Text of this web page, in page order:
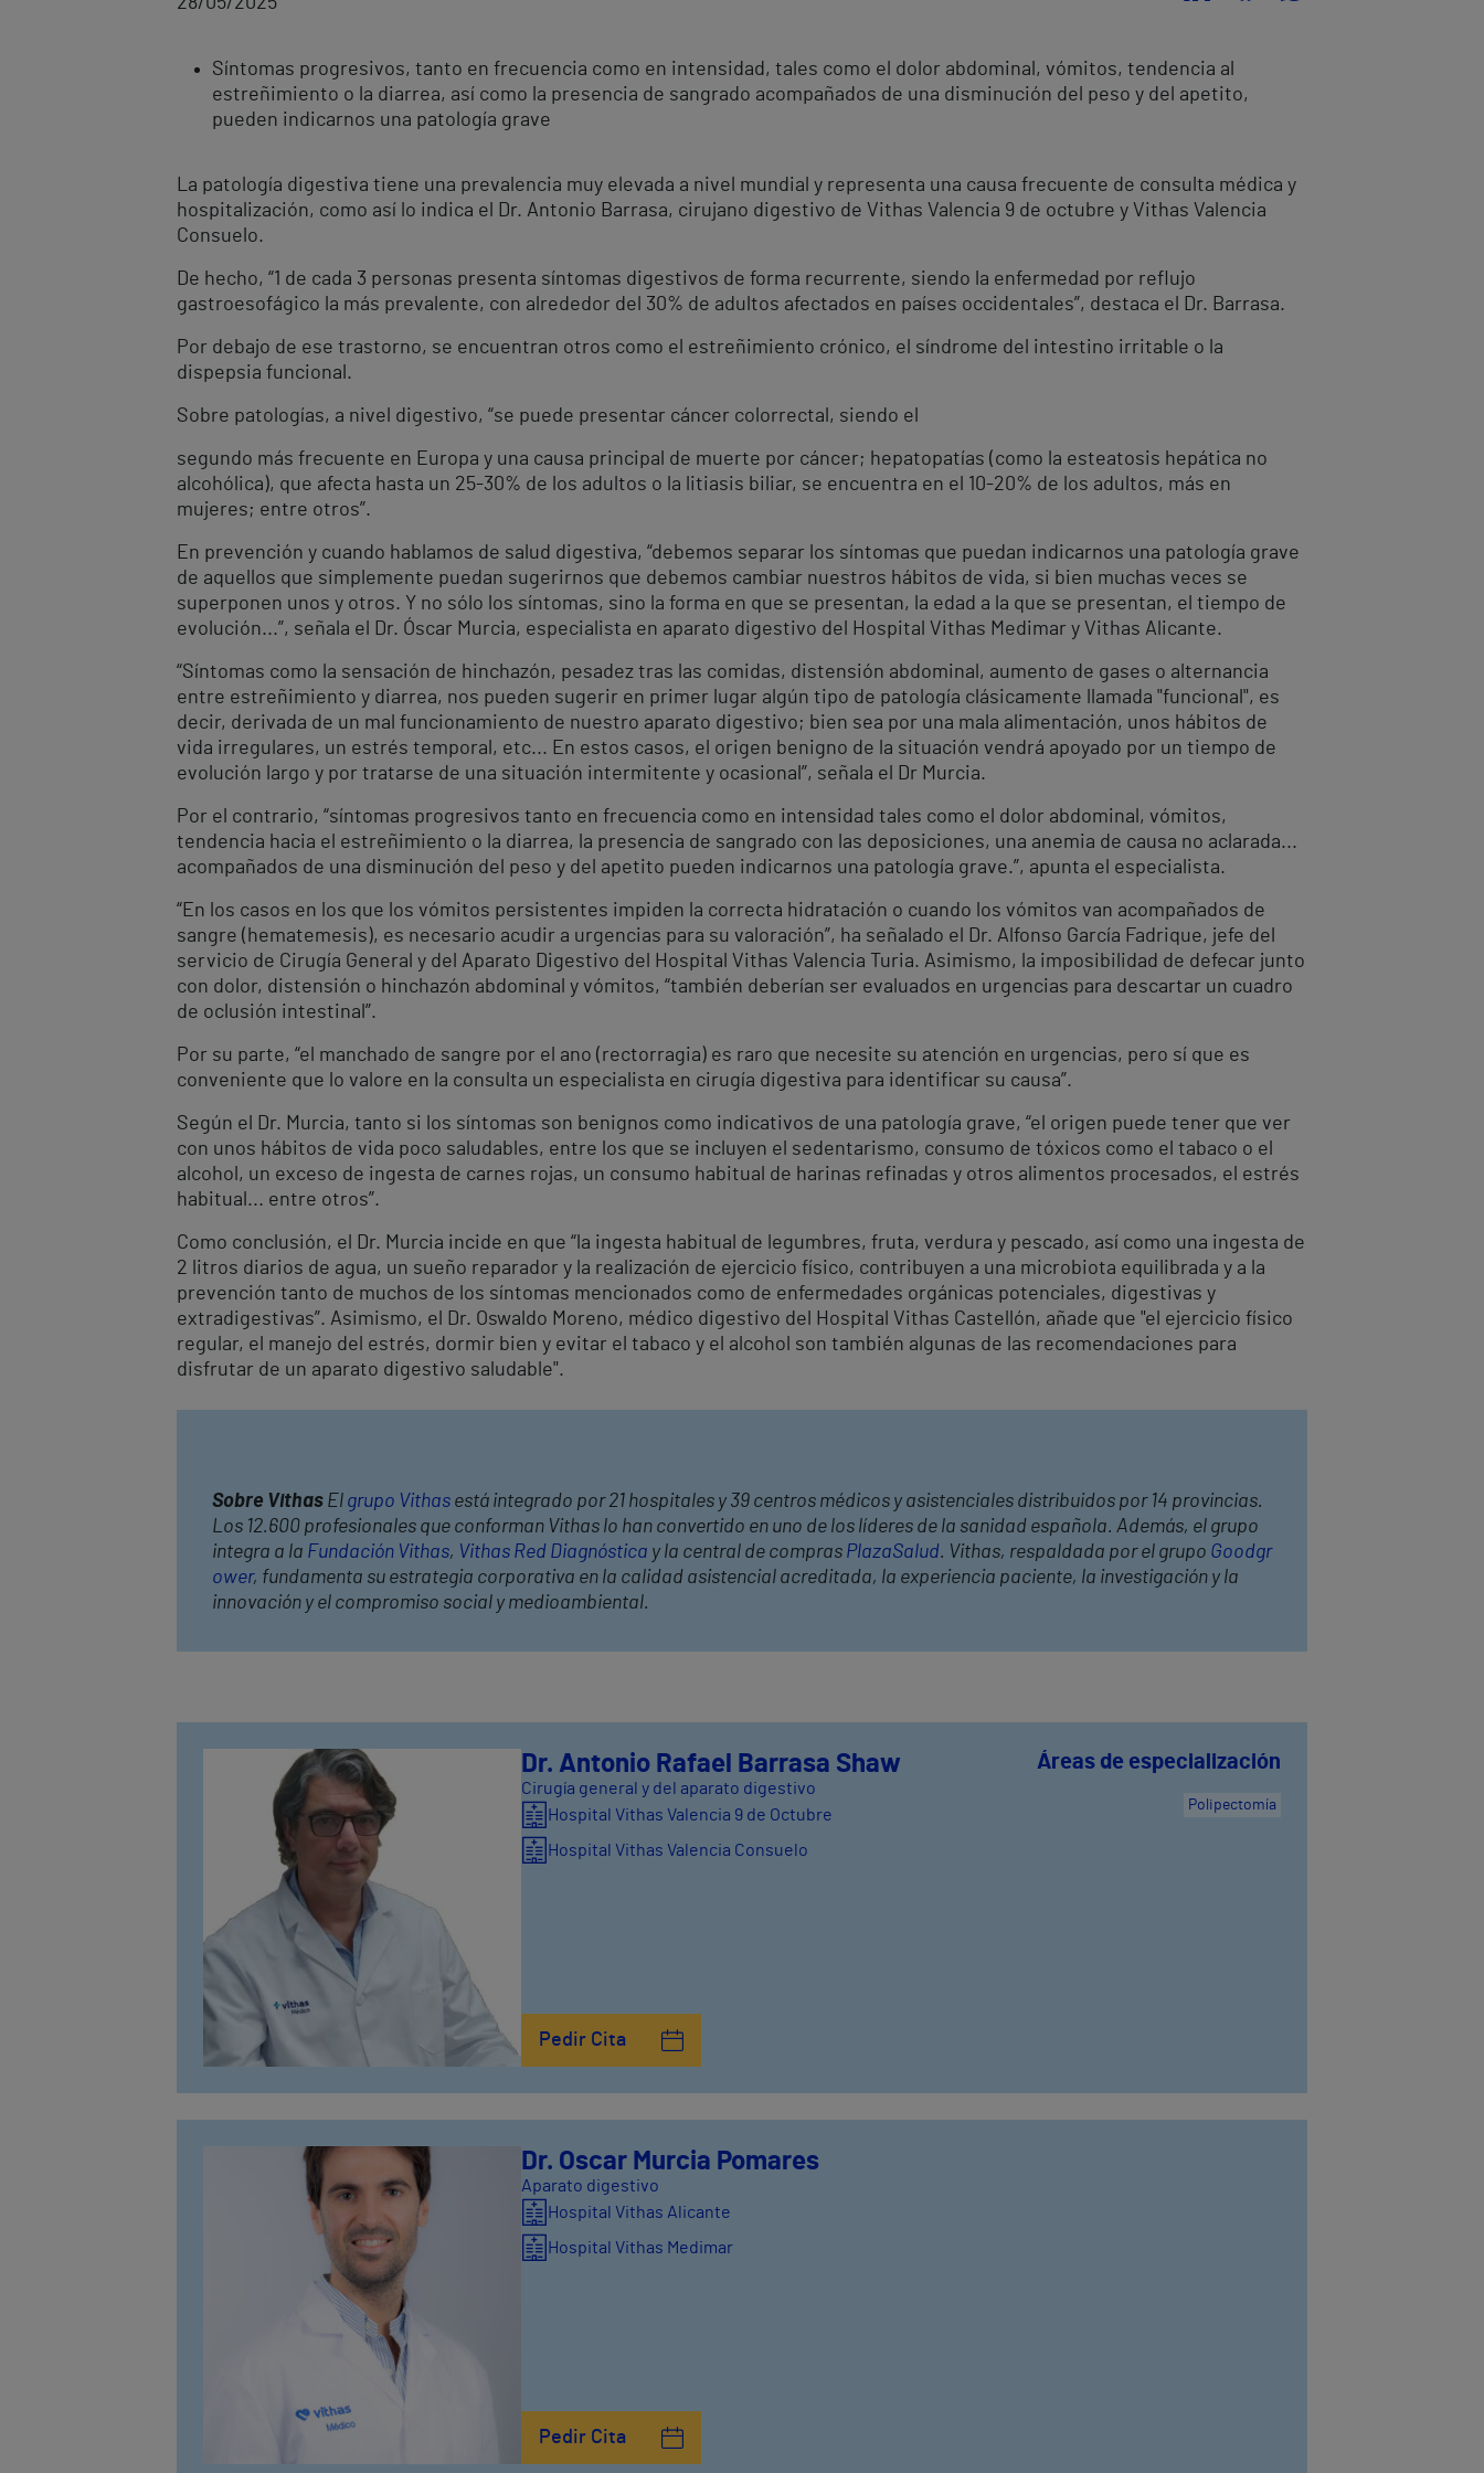
Síntomas progresivos, tanto en frecuencia como en intensidad, tales como el dolor abdominal, vómitos, tendencia al
estreñimiento o la diarrea, así como la presencia de sangrado acompañados de una disminución del peso y del apetito,
pueden indicarnos una patología grave
La patología digestiva tiene una prevalencia muy elevada a nivel mundial y representa una causa frecuente de consulta médica y
hospitalización, como así lo indica el Dr. Antonio Barrasa, cirujano digestivo de Vithas Valencia 9 de octubre y Vithas Valencia
Consuelo.
De hecho, “1 de cada 3 personas presenta síntomas digestivos de forma recurrente, siendo la enfermedad por reflujo
gastroesofágico la más prevalente, con alrededor del 30% de adultos afectados en países occidentales”, destaca el Dr. Barrasa.
Por debajo de ese trastorno, se encuentran otros como el estreñimiento crónico, el síndrome del intestino irritable o la
dispepsia funcional.
Sobre patologías, a nivel digestivo, “se puede presentar cáncer colorrectal, siendo el
segundo más frecuente en Europa y una causa principal de muerte por cáncer; hepatopatías (como la esteatosis hepática no
alcohólica), que afecta hasta un 25-30% de los adultos o la litiasis biliar, se encuentra en el 10-20% de los adultos, más en
mujeres; entre otros”.
En prevención y cuando hablamos de salud digestiva, “debemos separar los síntomas que puedan indicarnos una patología grave
de aquellos que simplemente puedan sugerirnos que debemos cambiar nuestros hábitos de vida, si bien muchas veces se
superponen unos y otros. Y no sólo los síntomas, sino la forma en que se presentan, la edad a la que se presentan, el tiempo de
evolución...”, señala el Dr. Óscar Murcia, especialista en aparato digestivo del Hospital Vithas Medimar y Vithas Alicante.
“Síntomas como la sensación de hinchazón, pesadez tras las comidas, distensión abdominal, aumento de gases o alternancia
entre estreñimiento y diarrea, nos pueden sugerir en primer lugar algún tipo de patología clásicamente llamada "funcional", es
decir, derivada de un mal funcionamiento de nuestro aparato digestivo; bien sea por una mala alimentación, unos hábitos de
vida irregulares, un estrés temporal, etc... En estos casos, el origen benigno de la situación vendrá apoyado por un tiempo de
evolución largo y por tratarse de una situación intermitente y ocasional”, señala el Dr Murcia.
Por el contrario, “síntomas progresivos tanto en frecuencia como en intensidad tales como el dolor abdominal, vómitos,
tendencia hacia el estreñimiento o la diarrea, la presencia de sangrado con las deposiciones, una anemia de causa no aclarada...
acompañados de una disminución del peso y del apetito pueden indicarnos una patología grave.”, apunta el especialista.
“En los casos en los que los vómitos persistentes impiden la correcta hidratación o cuando los vómitos van acompañados de
sangre (hematemesis), es necesario acudir a urgencias para su valoración”, ha señalado el Dr. Alfonso García Fadrique, jefe del
servicio de Cirugía General y del Aparato Digestivo del Hospital Vithas Valencia Turia. Asimismo, la imposibilidad de defecar junto
con dolor, distensión o hinchazón abdominal y vómitos, “también deberían ser evaluados en urgencias para descartar un cuadro
de oclusión intestinal”.
Por su parte, “el manchado de sangre por el ano (rectorragia) es raro que necesite su atención en urgencias, pero sí que es
conveniente que lo valore en la consulta un especialista en cirugía digestiva para identificar su causa”.
Según el Dr. Murcia, tanto si los síntomas son benignos como indicativos de una patología grave, “el origen puede tener que ver
con unos hábitos de vida poco saludables, entre los que se incluyen el sedentarismo, consumo de tóxicos como el tabaco o el
alcohol, un exceso de ingesta de carnes rojas, un consumo habitual de harinas refinadas y otros alimentos procesados, el estrés
habitual... entre otros”.
Como conclusión, el Dr. Murcia incide en que “la ingesta habitual de legumbres, fruta, verdura y pescado, así como una ingesta de
2 litros diarios de agua, un sueño reparador y la realización de ejercicio físico, contribuyen a una microbiota equilibrada y a la
prevención tanto de muchos de los síntomas mencionados como de enfermedades orgánicas potenciales, digestivas y
extradigestivas”. Asimismo, el Dr. Oswaldo Moreno, médico digestivo del Hospital Vithas Castellón, añade que "el ejercicio físico
regular, el manejo del estrés, dormir bien y evitar el tabaco y el alcohol son también algunas de las recomendaciones para
disfrutar de un aparato digestivo saludable".
Sobre Vithas El grupo Vithas está integrado por 21 hospitales y 39 centros médicos y asistenciales distribuidos por 14 provincias.
Los 12.600 profesionales que conforman Vithas lo han convertido en uno de los líderes de la sanidad española. Además, el grupo
integra a la Fundación Vithas, Vithas Red Diagnóstica y la central de compras PlazaSalud. Vithas, respaldada por el grupo Goodgr
ower, fundamenta su estrategia corporativa en la calidad asistencial acreditada, la experiencia paciente, la investigación y la
innovación y el compromiso social y medioambiental.
Dr. Antonio Rafael Barrasa Shaw
Cirugía general y del aparato digestivo
Hospital Vithas Valencia 9 de Octubre
Hospital Vithas Valencia Consuelo
Pedir Cita
Áreas de especialización
Polipectomía
Dr. Oscar Murcia Pomares
Aparato digestivo
Hospital Vithas Alicante
Hospital Vithas Medimar
Pedir Cita